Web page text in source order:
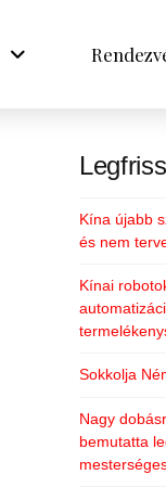
Kína újabb
és nem
Kínai
Sokkolja
Nagy
bemutatta